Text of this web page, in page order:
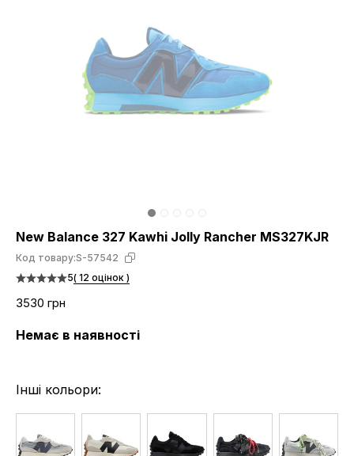
New Balance 327 Kawhi Jolly Rancher MS327KJR
Код товару:S-57542
5( 12 оцінок )
3530 грн
Немає в наявності
Інші кольори: